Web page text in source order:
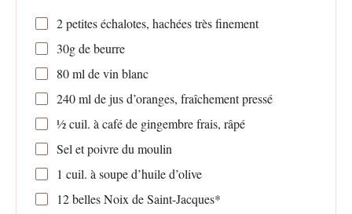
2petites échalotes, hachées très finement
30gde beurre
80ml de vin blanc
240ml de jus d’oranges, fraîchement pressé
½cuil. à café de gingembre frais, râpé
Sel et poivre du moulin
1 cuil. à soupe d’huile d’olive
12belles Noix de Saint-Jacques*